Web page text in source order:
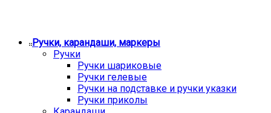
Ручки, карандаши, маркеры
Ручки
Ручки шариковые
Ручки гелевые
Ручки на подставке и ручки указки
Ручки приколы